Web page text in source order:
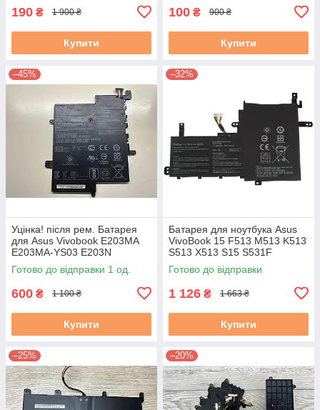
190 ₴ 1 900 ₴
Купити
100 ₴ 900 ₴
Купити
–45%
Уцінка! після рем. Батарея
для Asus Vivobook E203MA
E203MA-YS03 E203N
E203NA-1A (C21N1629) Знос
5-20% бу #
Готово до відправки 1 од.
600 ₴ 1 100 ₴
Купити
–32%
Батарея для ноутбука Asus
VivoBook 15 F513 M513 K513
S513 X513 S15 S531F
(B31N1842) 11.5V чорна
Готово до відправки
1 126 ₴ 1 663 ₴
Купити
–25% –20%